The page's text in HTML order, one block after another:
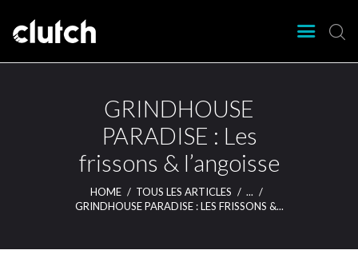
GRINDHOUSE
PARADISE : Les
frissons & l’angoisse
HOME TOUS LES ARTICLES
...
GRINDHOUSE PARADISE : LES FRISSONS &...
Clutch Webzine
Agenda
Nos éditions
Magazine
Articles
Lieux